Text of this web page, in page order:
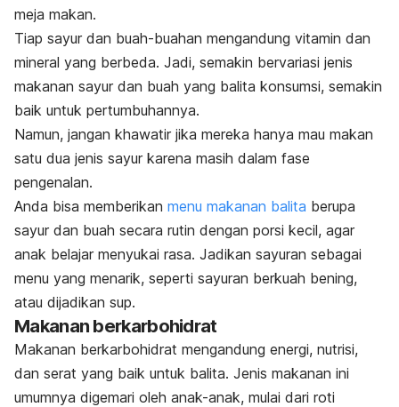
meja makan.
Tiap sayur dan buah-buahan mengandung vitamin dan
mineral yang berbeda. Jadi, semakin bervariasi jenis
makanan sayur dan buah yang balita konsumsi, semakin
baik untuk pertumbuhannya.
Namun, jangan khawatir jika mereka hanya mau makan
satu dua jenis sayur karena masih dalam fase
pengenalan.
Anda bisa memberikan menu makanan balita berupa
sayur dan buah secara rutin dengan porsi kecil, agar
anak belajar menyukai rasa. Jadikan sayuran sebagai
menu yang menarik, seperti sayuran berkuah bening,
atau dijadikan sup.
Makanan berkarbohidrat
Makanan berkarbohidrat mengandung energi, nutrisi,
dan serat yang baik untuk balita. Jenis makanan ini
umumnya digemari oleh anak-anak, mulai dari roti